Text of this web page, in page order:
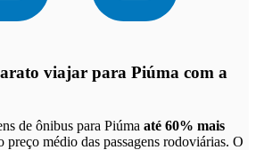
viajar para Piúma com a
de ônibus para Piúma até 60% mais
preço médio das passagens rodoviárias. O